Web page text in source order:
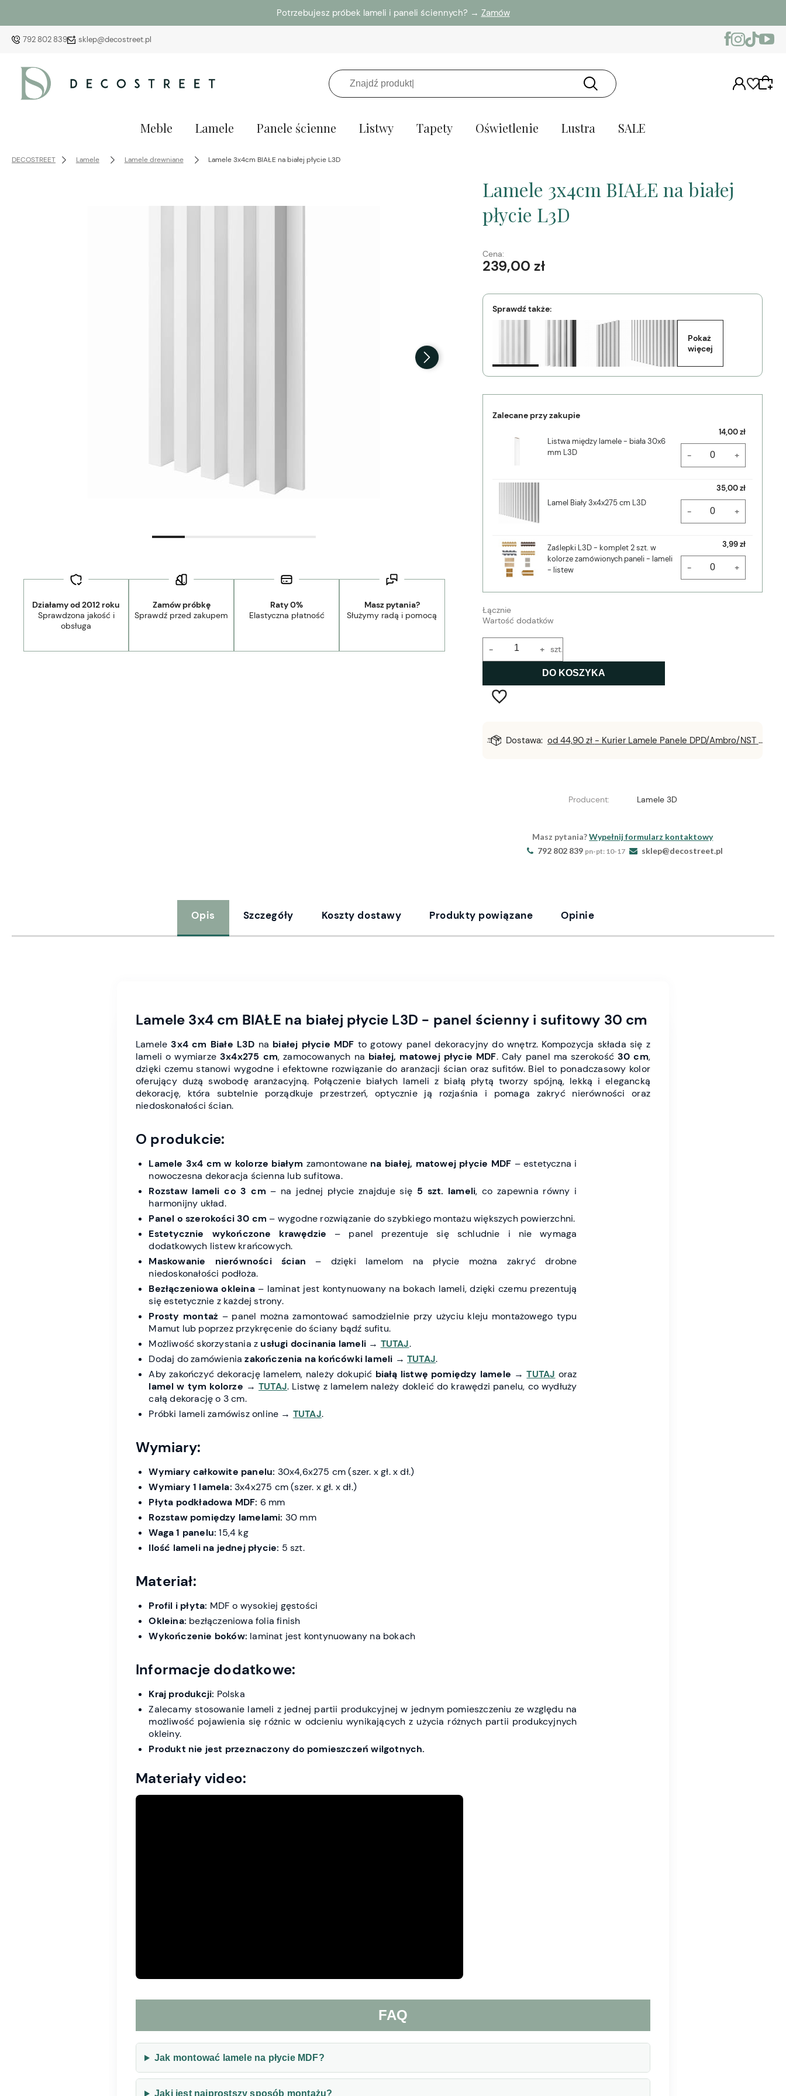
Potrzebujesz próbek lameli i paneli ściennych? → Zamów
792 802 839 sklep@decostreet.pl
Meble Lamele Panele ścienne Listwy Tapety Oświetlenie Lustra SALE
DECOSTREET Lamele Lamele drewniane Lamele 3x4cm BIAŁE na białej płycie L3D
Działamy od 2012 roku
Sprawdzona jakość i
obsługa
Zamów próbkę
Sprawdź przed zakupem
Raty 0%
Elastyczna płatność
Masz pytania?
Służymy radą i pomocą
Lamele 3x4cm BIAŁE na białej
płycie L3D
Cena:
239,00 zł
Sprawdź także:
Pokaż
więcej
Zalecane przy zakupie
Listwa między lamele - biała 30x6
mm L3D
14,00 zł
- +
Lamel Biały 3x4x275 cm L3D
35,00 zł
- +
Zaślepki L3D - komplet 2 szt. w
kolorze zamówionych paneli - lameli
- listew
3,99 zł
- +
Łącznie
Wartość dodatków
+
- szt.
DO KOSZYKA
Dostawa: od 44,90 zł - Kurier Lamele Panele DPD/Ambro/NST
Producent: Lamele 3D
Masz pytania?Wypełnij formularz kontaktowy
792 802 839 pn-pt: 10-17 sklep@decostreet.pl
Opis Szczegóły Koszty dostawy Produkty powiązane Opinie
Lamele 3x4 cm BIAŁE na białej płycie L3D - panel ścienny i sufitowy 30 cm
Lamele3x4 cm Białe L3D na białej płycie MDF to gotowy panel dekoracyjny do wnętrz. Kompozycja składa się z
lameli o wymiarze3x4x275 cm, zamocowanych na białej, matowej płycie MDF. Cały panel ma szerokość 30 cm,
dzięki czemu stanowi wygodne i efektowne rozwiązanie do aranżacji ścian oraz sufitów. Biel to ponadczasowy kolor
oferujący dużą swobodę aranżacyjną. Połączenie białych lameli z białą płytą tworzy spójną, lekką i elegancką
dekorację, która subtelnie porządkuje przestrzeń, optycznie ją rozjaśnia i pomaga zakryć nierówności oraz
niedoskonałości ścian.
O produkcie:
Lamele 3x4 cm w kolorze białym zamontowane na białej, matowej płycie MDF – estetyczna i
nowoczesna dekoracja ścienna lub sufitowa.
Rozstaw lameli co 3 cm – na jednej płycie znajduje się 5 szt. lameli, co zapewnia równy i
harmonijny układ.
Panel o szerokości 30 cm – wygodne rozwiązanie do szybkiego montażu większych powierzchni.
Estetycznie wykończone krawędzie – panel prezentuje się schludnie i nie wymaga
dodatkowych listew krańcowych.
Maskowanie nierówności ścian – dzięki lamelom na płycie można zakryć drobne
niedoskonałości podłoża.
Bezłączeniowa okleina– laminat jest kontynuowany na bokach lameli, dzięki czemu prezentują
się estetycznie z każdej strony.
Prosty montaż – panel można zamontować samodzielnie przy użyciu kleju montażowego typu
Mamut lub poprzez przykręcenie do ściany bądź sufitu.
Możliwość skorzystania zusługi docinania lameli → TUTAJ.
Dodaj do zamówieniazakończenia na końcówki lameli → TUTAJ.
Aby zakończyć dekorację lamelem, należy dokupić białą listwę pomiędzy lamele →TUTAJ oraz
lamel w tym kolorze →TUTAJ. Listwę z lamelem należy dokleić do krawędzi panelu, co wydłuży
całą dekorację o 3 cm.
Próbki lameli zamówisz online → TUTAJ.
Wymiary:
Wymiary całkowite panelu: 30x4,6x275 cm (szer. x gł. x dł.)
Wymiary 1 lamela: 3x4x275 cm (szer. x gł. x dł.)
Płyta podkładowa MDF: 6 mm
Rozstaw pomiędzy lamelami: 30 mm
Waga 1 panelu: 15,4 kg
Ilość lameli na jednej płycie: 5 szt.
Materiał:
Profil i płyta: MDF o wysokiej gęstości
Okleina: bezłączeniowa folia finish
Wykończenie boków: laminat jest kontynuowany na bokach
Informacje dodatkowe:
Kraj produkcji: Polska
Zalecamy stosowanie lameli z jednej partii produkcyjnej w jednym pomieszczeniu ze względu na
możliwość pojawienia się różnic w odcieniu wynikających z użycia różnych partii produkcyjnych
okleiny.
Produkt nie jest przeznaczony do pomieszczeń wilgotnych.
Materiały video:
FAQ
Jak montować lamele na płycie MDF?
Jaki jest najprostszy sposób montażu?